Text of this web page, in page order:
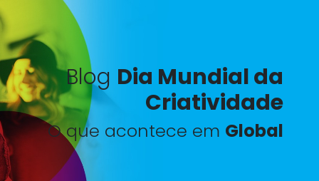
Blog Dia Mundial da
Criatividade
O que acontece em Global